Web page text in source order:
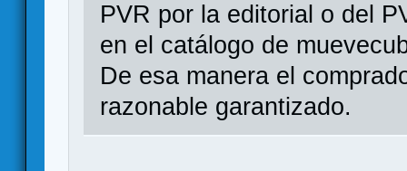
PVR por la editorial o del
en el catálogo de
De esa manera el
razonable garantizado.